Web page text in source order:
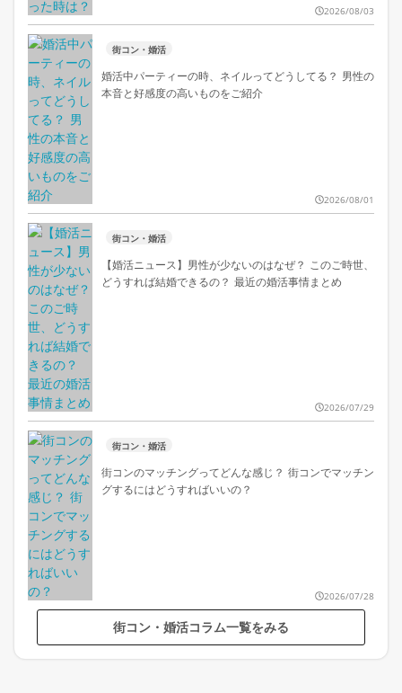
2026/08/03
街コン・婚活
婚活中パーティーの時、ネイルってどうしてる？ 男性の
本音と好感度の高いものをご紹介
2026/08/01
街コン・婚活
【婚活ニュース】男性が少ないのはなぜ？ このご時世、
どうすれば結婚できるの？ 最近の婚活事情まとめ
2026/07/29
街コン・婚活
街コンのマッチングってどんな感じ？ 街コンでマッチン
グするにはどうすればいいの？
2026/07/28
街コン・婚活コラム一覧をみる